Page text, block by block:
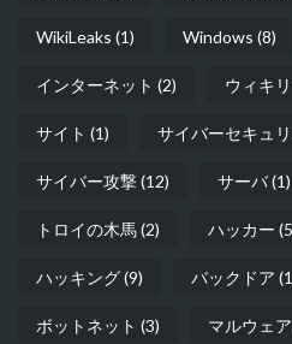
WikiLeaks (1) Windows (8)
インターネット (2) ウィキ
サイト (1) サイバーセキュ
サイバー攻撃(12) サーバ(1)
トロイの木馬(2) ハッカー
ハッキング(9) バックドア
ボットネット (3) マルウェア